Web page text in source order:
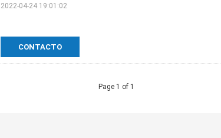
CONTACTO
2022-04-24 19:01:02
Page 1 of 1